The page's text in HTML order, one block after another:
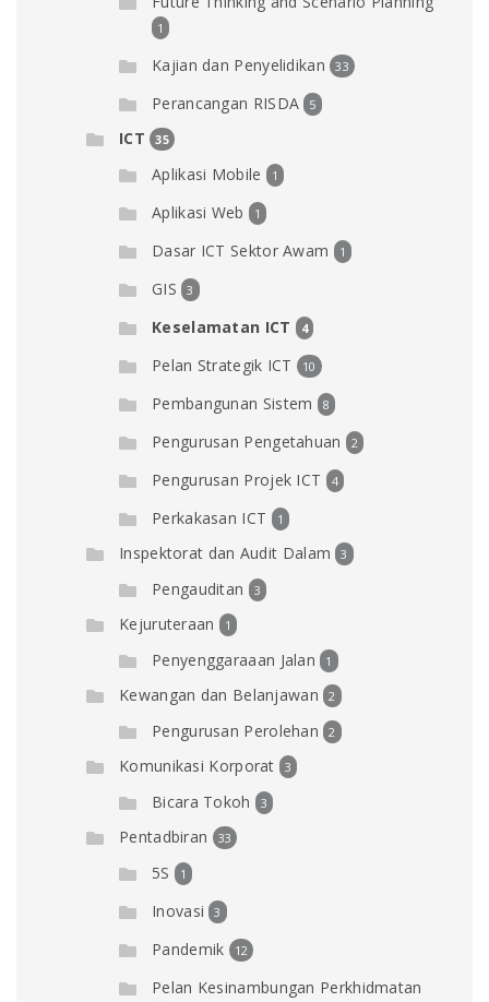
1
Kajian dan Penyelidikan 33
Perancangan RISDA 5
ICT 35
Aplikasi Mobile 1
Aplikasi Web 1
Dasar ICT Sektor Awam 1
GIS 3
Keselamatan ICT 4
Pelan Strategik ICT 10
Pembangunan Sistem 8
Pengurusan Pengetahuan 2
Pengurusan Projek ICT 4
Perkakasan ICT 1
Inspektorat dan Audit Dalam 3
Pengauditan 3
Kejuruteraan 1
Penyenggaraaan Jalan 1
Kewangan dan Belanjawan 2
Pengurusan Perolehan 2
Komunikasi Korporat 3
Bicara Tokoh 3
Pentadbiran 33
5S 1
Inovasi 3
Pandemik 12
Pelan Kesinambungan Perkhidmatan